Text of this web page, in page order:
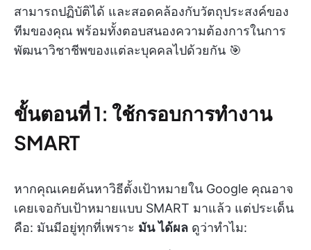
สามารถปฏิบัติได้ และสอดคล้องกับวัตถุประสงค์ของ
ทีมของคุณ พร้อมทั้งตอบสนองความต้องการในการ
พัฒนาวิชาชีพของแต่ละบุคคลไปด้วยกัน 🎯
ขั้นตอนที่ 1: ใช้กรอบการทำงาน
SMART
หากคุณเคยค้นหาวิธีตั้งเป้าหมายใน Google คุณอาจ
เคยเจอกับเป้าหมายแบบ SMART มาแล้ว แต่ประเด็น
คือ: มันมีอยู่ทุกที่เพราะ มัน ได้ผล ดูว่าทำไม: